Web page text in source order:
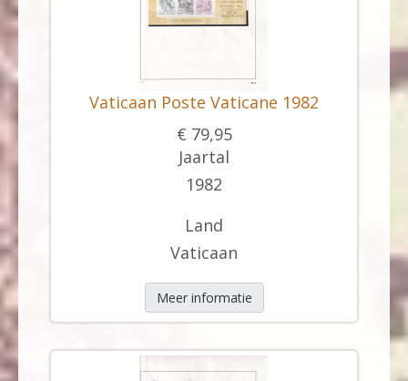
Vaticaan Poste Vaticane 1982
€ 79,95
Jaartal
1982
Land
Vaticaan
Meer informatie